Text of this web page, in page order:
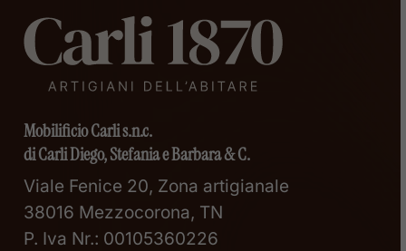
Mobilificio Carli s.n.c.
di Carli Diego, Stefania e Barbara & C.
Viale Fenice 20, Zona artigianale
38016 Mezzocorona, TN
P. Iva Nr.: 00105360226